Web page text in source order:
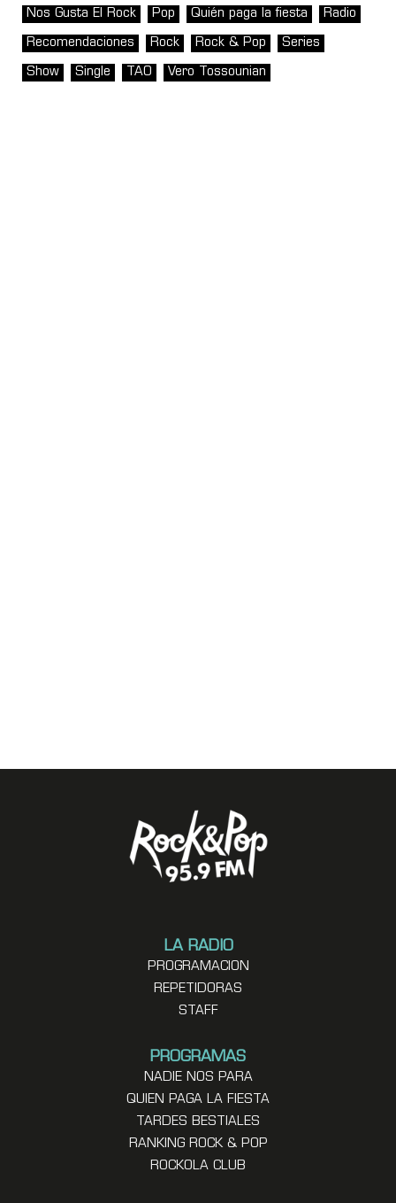
Nos Gusta El Rock Pop Quién paga la fiesta Radio
Recomendaciones Rock Rock & Pop Series
Show Single TAO Vero Tossounian
LA RADIO
PROGRAMACION
REPETIDORAS
STAFF
PROGRAMAS
NADIE NOS PARA
QUIEN PAGA LA FIESTA
TARDES BESTIALES
RANKING ROCK & POP
ROCKOLA CLUB